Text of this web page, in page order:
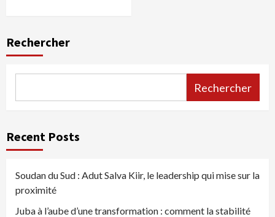
Rechercher
Rechercher
Recent Posts
Soudan du Sud : Adut Salva Kiir, le leadership qui mise sur la
proximité
Juba à l’aube d’une transformation : comment la stabilité